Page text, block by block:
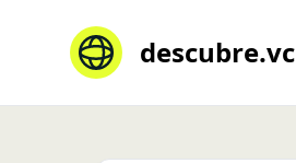
descubre.vc